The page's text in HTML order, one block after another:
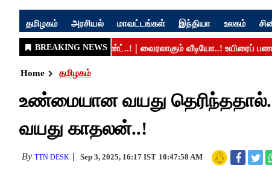
தமிழகம் அரசியல் மாவட்டங்கள் இந்தியா உலகம்
Home தமிழகம்
உண்மையான வயது
வயது காதலன்..!
By TTN DESK Sep 3, 2025, 16:17 IST 10:47:58 AM